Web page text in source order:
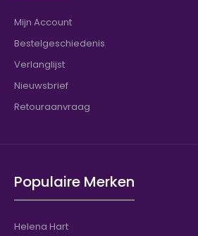
Mijn Account
Bestelgeschiedenis
Verlanglijst
Nieuwsbrief
Retouraanvraag
Populaire Merken
Helena Hart